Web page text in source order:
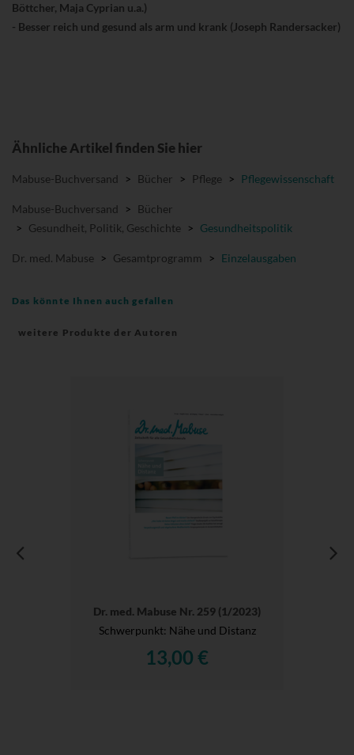
Böttcher, Maja Cyprian u.a.)
- Besser reich und gesund als arm und krank (Joseph Randersacker)
Ähnliche Artikel finden Sie hier
Mabuse-Buchversand > Bücher > Pflege > Pflegewissenschaft
Mabuse-Buchversand > Bücher
> Gesundheit, Politik, Geschichte > Gesundheitspolitik
Dr. med. Mabuse > Gesamtprogramm > Einzelausgaben
Das könnte Ihnen auch gefallen
weitere Produkte der Autoren
Dr. med. Mabuse Nr. 259 (1/2023)
Schwerpunkt: Nähe und Distanz
13,00 €